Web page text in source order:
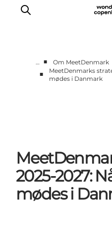
… ■
Om MeetDenmark
■
MeetDenmarks
mødes i Danmark
2025-2027:
mødes i